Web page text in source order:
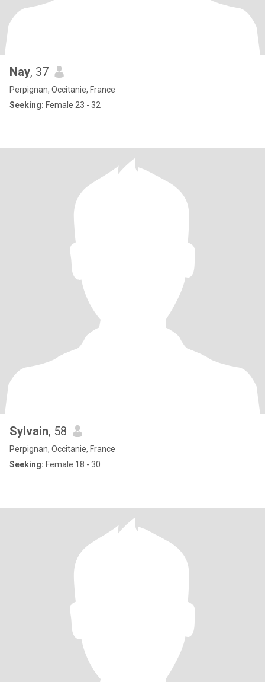
Nay, 37
Perpignan, Occitanie, France
Seeking: Female 23 - 32
Sylvain, 58
Perpignan, Occitanie, France
Seeking: Female 18 - 30